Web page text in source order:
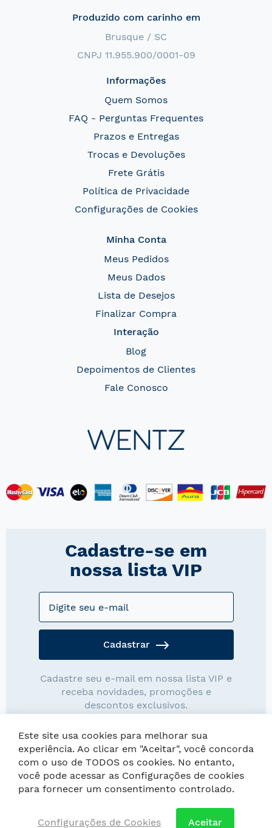
Produzido com carinho em
Brusque / SC
CNPJ 11.955.900/0001-09
Informações
Quem Somos
FAQ - Perguntas Frequentes
Prazos e Entregas
Trocas e Devoluções
Frete Grátis
Política de Privacidade
Configurações de Cookies
Minha Conta
Meus Pedidos
Meus Dados
Lista de Desejos
Finalizar Compra
Interação
Blog
Depoimentos de Clientes
Fale Conosco
Cadastre-se em
nossa lista VIP
Cadastrar
Cadastre seu e-mail em nossa lista VIP e
receba novidades, promoções e
descontos exclusivos.
Copyright © Loja Wentz. As imagens possuem direitos autorais,
Este site usa cookies para melhorar sua
experiência. Ao clicar em "Aceitar", você concorda
com o uso de TODOS os cookies. No entanto,
você pode acessar as Configurações de cookies
para fornecer um consentimento controlado.
Configurações de Cookies Aceitar